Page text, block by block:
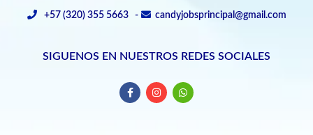
+57 (320) 355 5663 - candyjobsprincipal@gmail.com
SIGUENOS EN NUESTROS REDES SOCIALES